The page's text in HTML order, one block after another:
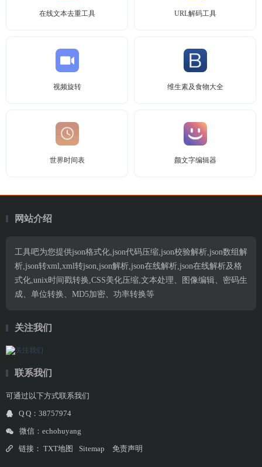
在线文本去重工具 URL解码工具
视频旋转 维生素及食物大全
世界时间表 颜文字编辑器
网站介绍
工具吧为您提供json格式化,json代码压缩,json校验解析,json数组解
析,json转xml,xml转json,json解析,json在线解析,json在线解析及格
式化,unix时间戳转换,CSS美化压缩,文本处理、图像编辑、密码生
成、单位转换、MD5加密、功率转换等
关注我们
联系我们
可通过以下方式联系我们
Q Q：38757974
微信：echohuyang
链接： TXT地图 Sitemap 免责声明